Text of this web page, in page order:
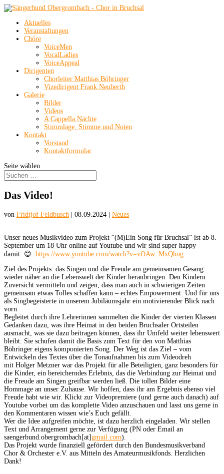
Aktuelles
Veranstaltungen
Chöre
VoiceMen
VocalLadies
VoiceAppeal
Dirigenten
Chorleiter Matthias Böhringer
Vizedirigent Frank Neuberth
Galerie
Bilder
Videos
A Cappella Nächte
Stimmlage, Stimme und Noten
Kontakt
Vorstand
Kontaktformular
Seite wählen
Das Video!
von Fridtjof Feldbusch 08.09.2024 Neues
Unser neues Musikvideo zum Projekt “(M)Ein Song für Bruchsal” ist ab 8.
September um 18 Uhr online auf Youtube und wir sind super happy
damit. 😊. https://www.youtube.com/watch?v=vOAw_MxQhog
Ziel des Projekts: das Singen und die Freude am gemeinsamen Gesang
wieder näher an die Lebenswelt der Kinder heranbringen. Den Kindern
Zuversicht vermitteln und zeigen, dass man auch in schwierigen Zeiten
gemeinsam etwas Tolles schaffen kann – echtes Empowerment. Und für uns
als Singbegeisterte in unserem Jubiläumsjahr ein motivierender Blick nach
vorn.
Begleitet durch ihre Lehrerinnen sammelten die Kinder der vierten Klassen
Gedanken dazu, was ihre Heimat in den beiden Bruchsaler Ortsteilen
ausmacht, was sie dazu beitragen können, dass ihr Umfeld weiter lebenswert
bleibt. Sie schufen damit die Basis zum Text für den von Matthias
Böhringer eigens komponierten Song. Der Weg ist das Ziel – vom
Entwickeln des Textes über die Tonaufnahmen bis zum Videodreh
mit Holger Metzner war das Projekt für alle Beteiligten, ganz besonders für
die Kinder, ein bereicherndes Erlebnis, das die Verbindung zur Heimat und
die Freude am Singen greifbar werden ließ. Die tollen Bilder eine
Hommage an unser Zuhause. Wir hoffen, dass ihr am Ergebnis ebenso viel
Freude habt wie wir. Klickt zur Videopremiere (und gerne auch danach) auf
Youtube vorbei um das komplette Video anzuschauen und lasst uns gerne in
den Kommentaren wissen wie’s Euch gefällt.
Wer die Idee aufgreifen möchte, ist dazu herzlich eingeladen. Wir stellen
Text und Arrangement gerne zur Verfügung (PN oder Email an
saengerbund.obergrombach[at]gmail.com).
Das Projekt wurde finanziell gefördert durch den Bundesmusikverband
Chor & Orchester e.V. aus Mitteln des Amateurmusikfonds. Herzlichen
Dank!